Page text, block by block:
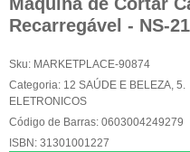
Recarregável - NS-
Sku: MARKETPLACE-90874
Categoria: 12 SAÚDE E BELEZA 5.
ELETRONICOS
Código de Barras: 0603004249279
ISBN: 31301001227